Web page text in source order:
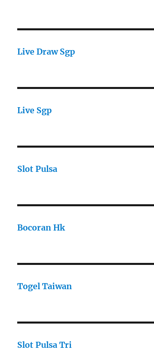
Live Draw Sgp
Live Sgp
Slot Pulsa
Bocoran Hk
Togel Taiwan
Slot Pulsa Tri